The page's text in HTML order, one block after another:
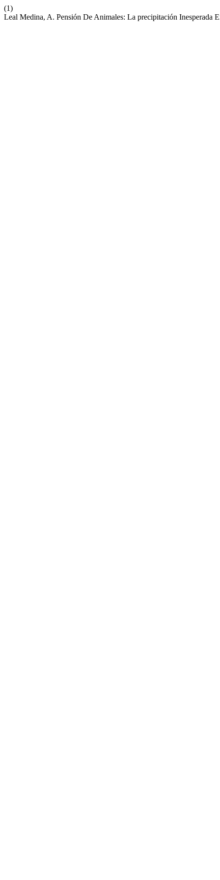
(1)
Leal Medina, A. Pensión De Animales: La precipitación Inesperada